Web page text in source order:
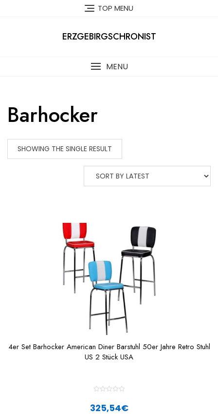
TOP MENU
ERZGEBIRGSCHRONIST
MENU
Barhocker
SHOWING THE SINGLE RESULT
4er Set Barhocker American Diner Barstuhl 50er Jahre Retro Stuhl
US 2 Stück USA
a
t
325,54€